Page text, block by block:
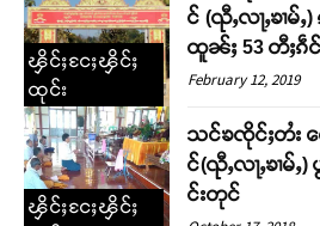
ၾိင်ႈငႄႈၾိင်ႈ
ထုင်း
င် (ၺီႇလႃႇၶၢမ်
ထူၼ်ႈ 53 တီႈၵဵ
February 12, 2019
ၾိင်ႈငႄႈၾိင်ႈ
သင်ၶၸိုင်ႈတႆး
င်(ၺီႇလႃႇၶၢမ်ႇ
င်းတုင်